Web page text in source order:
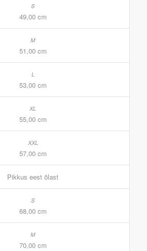
49,00 cm
51,00 cm
53,00 cm
55,00 cm
57,00 cm
Pikkus eest õlast
68,00 cm
70,00 cm